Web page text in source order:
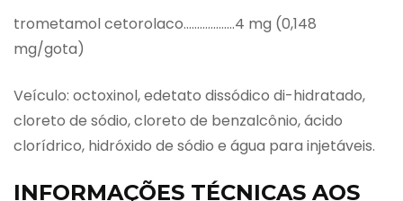
trometamol cetorolaco……………….4 mg (0,148
mg/gota)
Veículo: octoxinol, edetato dissódico di-hidratado,
cloreto de sódio, cloreto de benzalcônio, ácido
clorídrico, hidróxido de sódio e água para injetáveis.
INFORMAÇÕES TÉCNICAS AOS